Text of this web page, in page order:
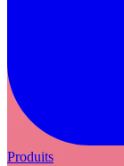
Produits